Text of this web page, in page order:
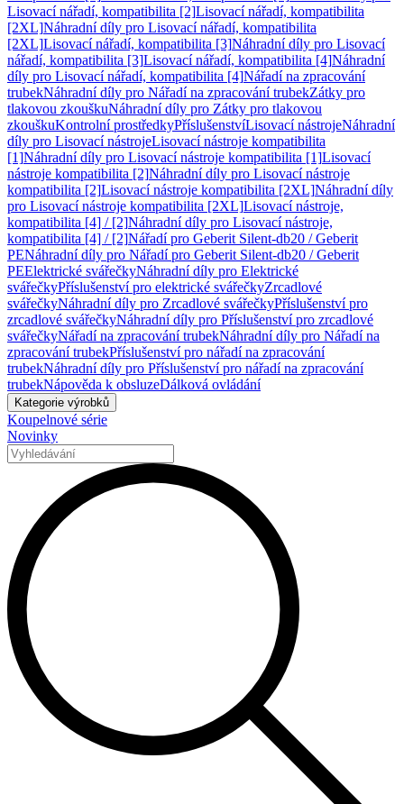
Lisovací nářadí, kompatibilita [2]Lisovací nářadí, kompatibilita
[2XL]Náhradní díly pro Lisovací nářadí, kompatibilita
[2XL]Lisovací nářadí, kompatibilita [3]Náhradní díly pro Lisovací
nářadí, kompatibilita [3]Lisovací nářadí, kompatibilita [4]Náhradní
díly pro Lisovací nářadí, kompatibilita [4]Nářadí na zpracování
trubekNáhradní díly pro Nářadí na zpracování trubekZátky pro
tlakovou zkouškuNáhradní díly pro Zátky pro tlakovou
zkouškuKontrolní prostředkyPříslušenstvíLisovací nástrojeNáhradní
díly pro Lisovací nástrojeLisovací nástroje kompatibilita
[1]Náhradní díly pro Lisovací nástroje kompatibilita [1]Lisovací
nástroje kompatibilita [2]Náhradní díly pro Lisovací nástroje
kompatibilita [2]Lisovací nástroje kompatibilita [2XL]Náhradní díly
pro Lisovací nástroje kompatibilita [2XL]Lisovací nástroje,
kompatibilita [4] / [2]Náhradní díly pro Lisovací nástroje,
kompatibilita [4] / [2]Nářadí pro Geberit Silent-db20 / Geberit
PENáhradní díly pro Nářadí pro Geberit Silent-db20 / Geberit
PEElektrické svářečkyNáhradní díly pro Elektrické
svářečkyPříslušenství pro elektrické svářečkyZrcadlové
svářečkyNáhradní díly pro Zrcadlové svářečkyPříslušenství pro
zrcadlové svářečkyNáhradní díly pro Příslušenství pro zrcadlové
svářečkyNářadí na zpracování trubekNáhradní díly pro Nářadí na
zpracování trubekPříslušenství pro nářadí na zpracování
trubekNáhradní díly pro Příslušenství pro nářadí na zpracování
trubekNápověda k obsluzeDálková ovládání
Kategorie výrobků
Koupelnové série
Novinky